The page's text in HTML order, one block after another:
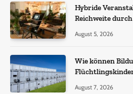
Hybride
Reichweite
August 5, 2026
Wie können
August 7, 2026